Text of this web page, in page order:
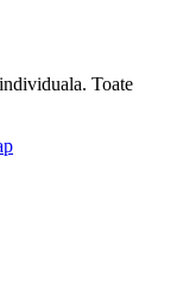
Toate